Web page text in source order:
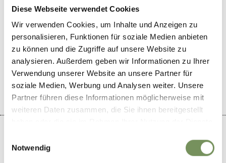
Diese Webseite verwendet Cookies
Wir verwenden Cookies, um Inhalte und Anzeigen zu
personalisieren, Funktionen für soziale Medien anbieten
zu können und die Zugriffe auf unsere Website zu
analysieren. Außerdem geben wir Informationen zu Ihrer
Verwendung unserer Website an unsere Partner für
soziale Medien, Werbung und Analysen weiter. Unsere
Partner führen diese Informationen möglicherweise mit
weiteren Daten zusammen, die Sie ihnen bereitgestellt
Notwendig
WAS DE INHOUD NUTTIG VOOR U? JA NO